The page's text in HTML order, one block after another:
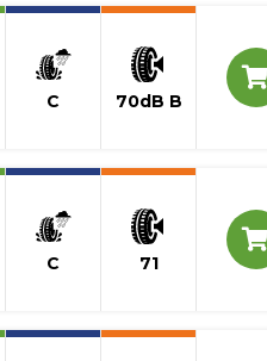
C 70dB B
C 71